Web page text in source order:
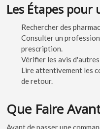
Les Étapes pour
Rechercher des
Consulter un
prescription.
Vérifier les avis
Lire attentivement les
de retour.
Que Faire
Avant de passer une